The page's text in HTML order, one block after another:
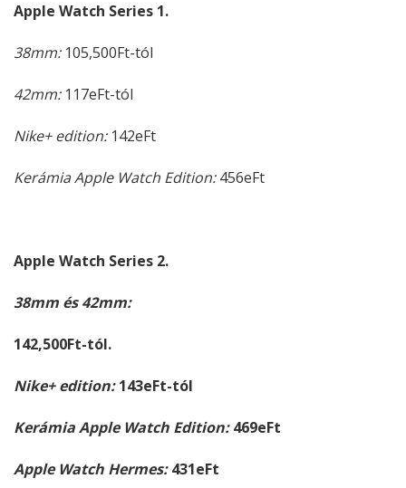
Apple Watch Series 1.
38mm:105,500Ft-tól
42mm:117eFt-tól
Nike+ edition:142eFt
Kerámia Apple Watch Edition:456eFt
Apple Watch Series 2.
38mm és42mm:
142,500Ft-tól.
Nike+ edition:143eFt-tól
Kerámia Apple Watch Edition:469eFt
Apple Watch Hermes:431eFt